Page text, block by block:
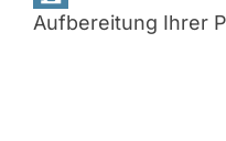
Aufbereitung Ihrer